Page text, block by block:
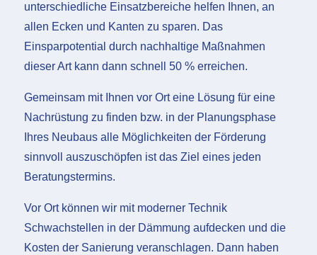
unterschiedliche Einsatzbereiche helfen Ihnen, an
allen Ecken und Kanten zu sparen. Das
Einsparpotential durch nachhaltige Maßnahmen
dieser Art kann dann schnell 50 % erreichen.
Gemeinsam mit Ihnen vor Ort eine Lösung für eine
Nachrüstung zu finden bzw. in der Planungsphase
Ihres Neubaus alle Möglichkeiten der Förderung
sinnvoll auszuschöpfen ist das Ziel eines jeden
Beratungstermins.
Vor Ort können wir mit moderner Technik
Schwachstellen in der Dämmung aufdecken und die
Kosten der Sanierung veranschlagen. Dann haben